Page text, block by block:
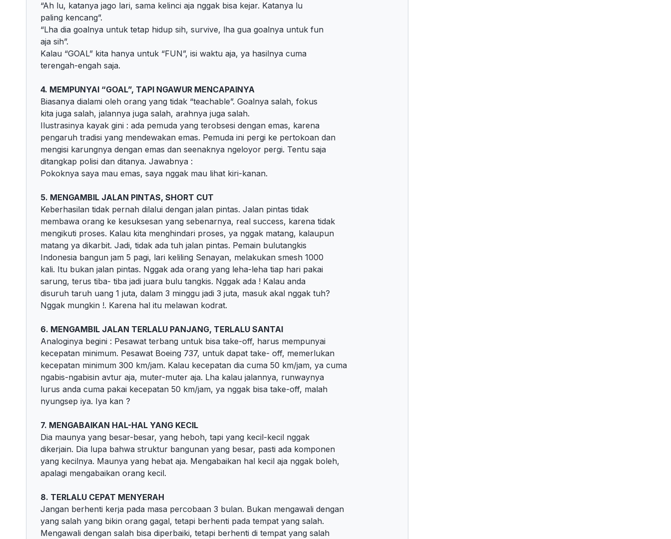
“Ah lu, katanya jago lari, sama kelinci aja nggak bisa kejar. Katanya lu
paling kencang”.
“Lha dia goalnya untuk tetap hidup sih, survive, lha gua goalnya untuk fun
aja sih”.
Kalau “GOAL” kita hanya untuk “FUN”, isi waktu aja, ya hasilnya cuma
terengah-engah saja.
4. MEMPUNYAI “GOAL”, TAPI NGAWUR MENCAPAINYA
Biasanya dialami oleh orang yang tidak “teachable”. Goalnya salah, fokus
kita juga salah, jalannya juga salah, arahnya juga salah.
Ilustrasinya kayak gini : ada pemuda yang terobsesi dengan emas, karena
pengaruh tradisi yang mendewakan emas. Pemuda ini pergi ke pertokoan dan
mengisi karungnya dengan emas dan seenaknya ngeloyor pergi. Tentu saja
ditangkap polisi dan ditanya. Jawabnya :
Pokoknya saya mau emas, saya nggak mau lihat kiri-kanan.
5. MENGAMBIL JALAN PINTAS, SHORT CUT
Keberhasilan tidak pernah dilalui dengan jalan pintas. Jalan pintas tidak
membawa orang ke kesuksesan yang sebenarnya, real success, karena tidak
mengikuti proses. Kalau kita menghindari proses, ya nggak matang, kalaupun
matang ya dikarbit. Jadi, tidak ada tuh jalan pintas. Pemain bulutangkis
Indonesia bangun jam 5 pagi, lari keliling Senayan, melakukan smesh 1000
kali. Itu bukan jalan pintas. Nggak ada orang yang leha-leha tiap hari pakai
sarung, terus tiba- tiba jadi juara bulu tangkis. Nggak ada ! Kalau anda
disuruh taruh uang 1 juta, dalam 3 minggu jadi 3 juta, masuk akal nggak tuh?
Nggak mungkin !. Karena hal itu melawan kodrat.
6. MENGAMBIL JALAN TERLALU PANJANG, TERLALU SANTAI
Analoginya begini : Pesawat terbang untuk bisa take-off, harus mempunyai
kecepatan minimum. Pesawat Boeing 737, untuk dapat take- off, memerlukan
kecepatan minimum 300 km/jam. Kalau kecepatan dia cuma 50 km/jam, ya cuma
ngabis-ngabisin avtur aja, muter-muter aja. Lha kalau jalannya, runwaynya
lurus anda cuma pakai kecepatan 50 km/jam, ya nggak bisa take-off, malah
nyungsep iya. Iya kan ?
7. MENGABAIKAN HAL-HAL YANG KECIL
Dia maunya yang besar-besar, yang heboh, tapi yang kecil-kecil nggak
dikerjain. Dia lupa bahwa struktur bangunan yang besar, pasti ada komponen
yang kecilnya. Maunya yang hebat aja. Mengabaikan hal kecil aja nggak boleh,
apalagi mengabaikan orang kecil.
8. TERLALU CEPAT MENYERAH
Jangan berhenti kerja pada masa percobaan 3 bulan. Bukan mengawali dengan
yang salah yang bikin orang gagal, tetapi berhenti pada tempat yang salah.
Mengawali dengan salah bisa diperbaiki, tetapi berhenti di tempat yang salah